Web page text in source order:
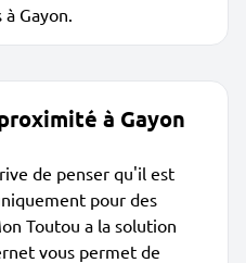
Gayon.
à Gayon
de penser qu'il est
pour des
Toutou a la solution
vous permet de